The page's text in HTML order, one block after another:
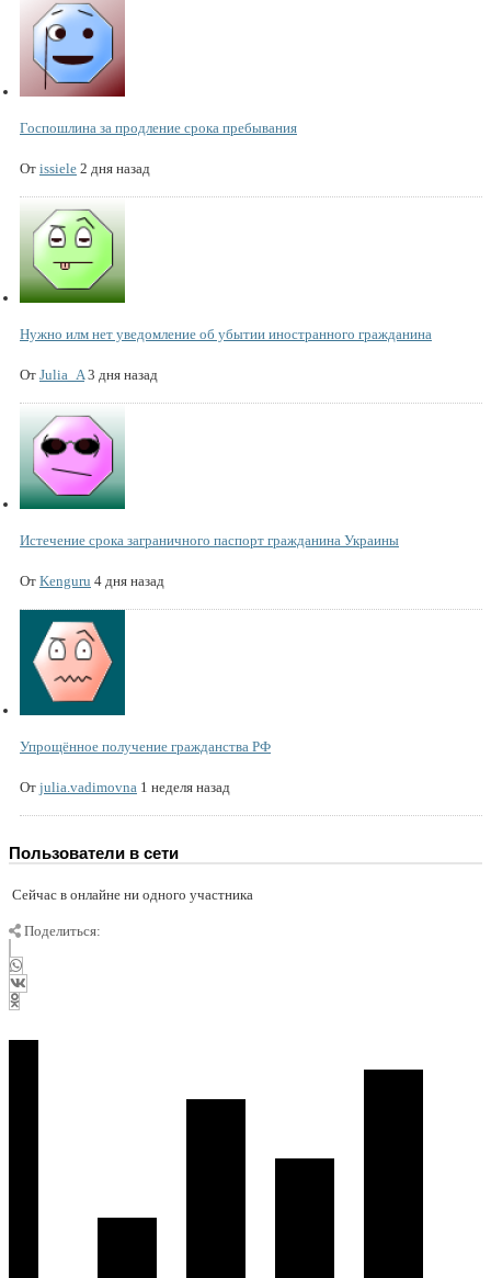
Госпошлина за продление срока пребывания
От issiele 2 дня назад
Нужно илм нет уведомление об убытии иностранного гражданина
От Julia_A 3 дня назад
Истечение срока заграничного паспорт гражданина Украины
От Kenguru 4 дня назад
Упрощённое получение гражданства РФ
От julia.vadimovna 1 неделя назад
Пользователи в сети
Сейчас в онлайне ни одного участника
Поделиться: